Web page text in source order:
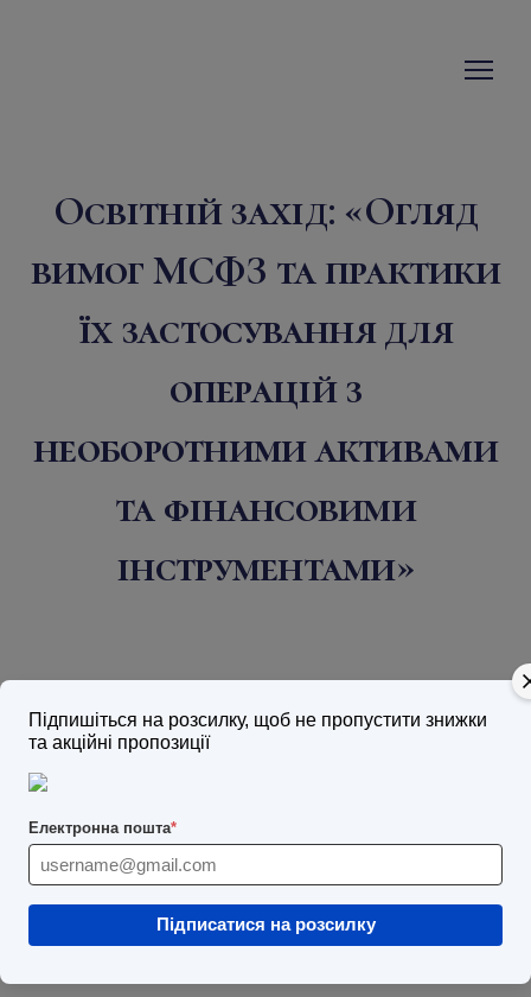
Підпишіться на розсилку, щоб не пропустити знижки
та акційні пропозиції
Електронна пошта*
Підписатися на розсилку
Освітній захід: «Огляд
вимог МСФЗ та практики
їх застосування для
операцій з
необоротними активами
та фінансовими
інструментами»